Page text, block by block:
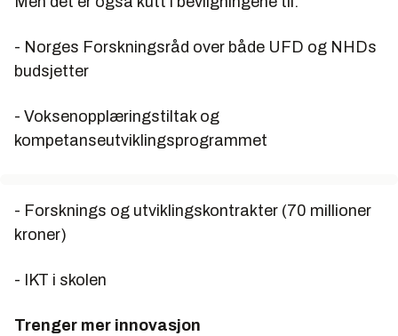
- Norges Forskningsråd over både UFD og NHDs
budsjetter
- Voksenopplæringstiltak og
kompetanseutviklingsprogrammet
- Forsknings og utviklingskontrakter (70 millioner
kroner)
- IKT i skolen
Trenger mer innovasjon